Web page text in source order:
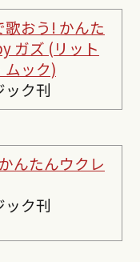
おう! かんた
ガズ (リット
ムック)
ック刊
んたんウクレ
ック刊